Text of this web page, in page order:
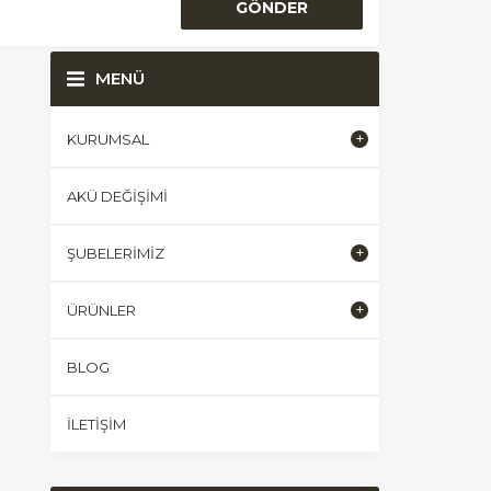
MENÜ
KURUMSAL
AKÜ DEĞIŞIMI
ŞUBELERIMIZ
ÜRÜNLER
BLOG
İLETIŞIM